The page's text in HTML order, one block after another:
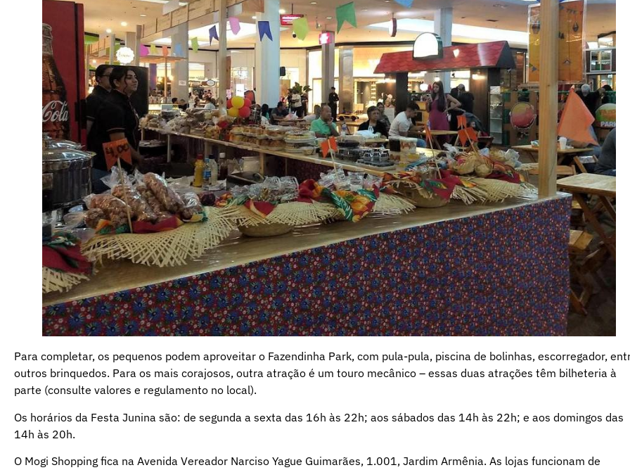
Para completar, os pequenos podem aproveitar o Fazendinha Park, com pula-pula, piscina de bolinhas, escorregador,
outros brinquedos. Para os mais corajosos, outra atração é um touro mecânico – essas duas atrações têm bilheteria à
parte (consulte valores e regulamento no local).
Os horários da Festa Junina são: de segunda a sexta das 16h às 22h; aos sábados das 14h às 22h; e aos domingos das
14h às 20h.
O Mogi Shopping fica na Avenida Vereador Narciso Yague Guimarães, 1.001, Jardim Armênia. As lojas funcionam de